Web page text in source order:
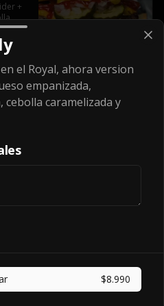
+
el Royal, ahora version
empanizada,
cebolla caramelizada y
$8.990